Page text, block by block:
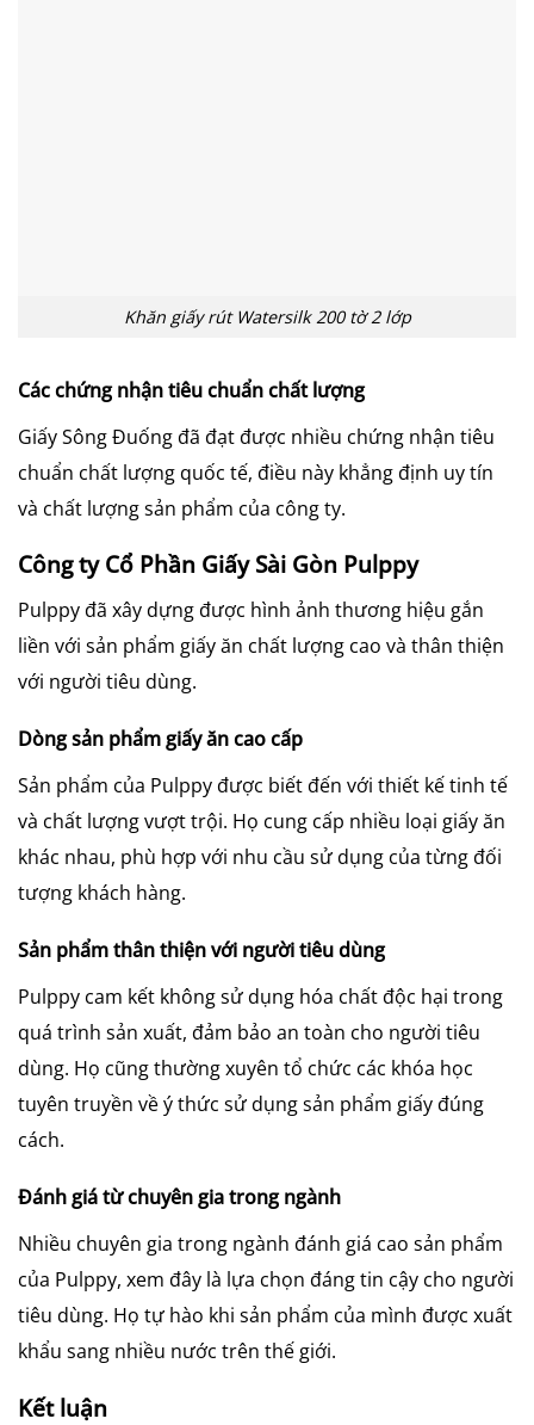
Khăn giấy rút Watersilk 200 tờ 2 lớp
Các chứng nhận tiêu chuẩn chất lượng
Giấy Sông Đuống đã đạt được nhiều chứng nhận tiêu
chuẩn chất lượng quốc tế, điều này khẳng định uy tín
và chất lượng sản phẩm của công ty.
Công ty Cổ Phần Giấy Sài Gòn Pulppy
Pulppy đã xây dựng được hình ảnh thương hiệu gắn
liền với sản phẩm giấy ăn chất lượng cao và thân thiện
với người tiêu dùng.
Dòng sản phẩm giấy ăn cao cấp
Sản phẩm của Pulppy được biết đến với thiết kế tinh tế
và chất lượng vượt trội. Họ cung cấp nhiều loại giấy ăn
khác nhau, phù hợp với nhu cầu sử dụng của từng đối
tượng khách hàng.
Sản phẩm thân thiện với người tiêu dùng
Pulppy cam kết không sử dụng hóa chất độc hại trong
quá trình sản xuất, đảm bảo an toàn cho người tiêu
dùng. Họ cũng thường xuyên tổ chức các khóa học
tuyên truyền về ý thức sử dụng sản phẩm giấy đúng
cách.
Đánh giá từ chuyên gia trong ngành
Nhiều chuyên gia trong ngành đánh giá cao sản phẩm
của Pulppy, xem đây là lựa chọn đáng tin cậy cho người
tiêu dùng. Họ tự hào khi sản phẩm của mình được xuất
khẩu sang nhiều nước trên thế giới.
Kết luận